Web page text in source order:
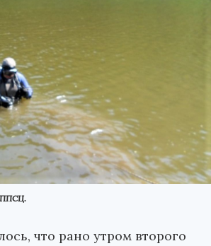
ППСЦ.
что рано утром второго